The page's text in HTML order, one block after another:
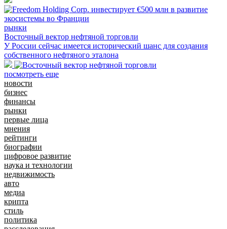
рынки
Восточный вектор нефтяной торговли
У России сейчас имеется исторический шанс для создания
собственного нефтяного эталона
посмотреть еще
новости
бизнес
финансы
рынки
первые лица
мнения
рейтинги
биографии
цифровое развитие
наука и технологии
недвижимость
авто
медиа
крипта
стиль
политика